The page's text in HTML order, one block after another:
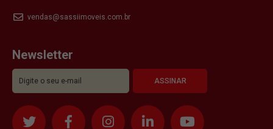
vendas@sassiimoveis.com.br
Newsletter